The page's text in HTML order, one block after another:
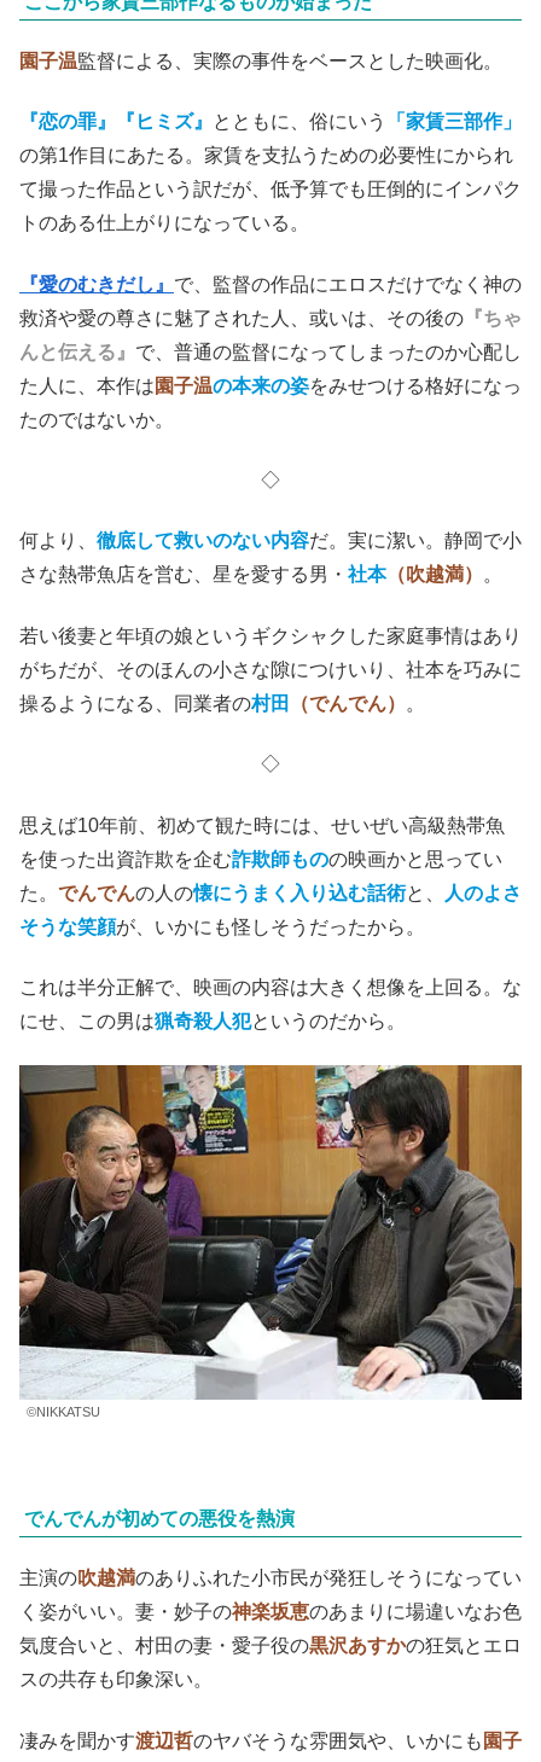
園子温監督による、実際の事件をベースとした映画化。
『恋の罪』『ヒミズ』 とともに、俗にいう
「家賃三部作」
の第1作目にあたる。家賃を支払うための必要性にかられ
て撮った作品という訳だが、低予算でも圧倒的にインパク
トのある仕上がりになっている。
『愛のむきだし』 で、監督の作品にエロスだけでなく神の
救済や愛の尊さに魅了された人、或いは、その後の 『ちゃ
んと伝える』 で、普通の監督になってしまったのか心配し
た人に、本作は園子温の本来の姿をみせつける格好になっ
たのではないか。
◇
何より、 徹底して救いのない内容だ。実に潔い。静岡で小
さな熱帯魚店を営む、星を愛する男・ 社本（吹越満） 。
若い後妻と年頃の娘というギクシャクした家庭事情はあり
がちだが、そのほんの小さな隙につけいり、社本を巧みに
操るようになる、同業者の村田 （でんでん） 。
◇
思えば10年前、初めて観た時には、せいぜい高級熱帯魚
を使った出資詐欺を企む詐欺師ものの映画かと思ってい
た。 でんでんの人の懐にうまく入り込む話術と、
人のよさ
そうな笑顔が、いかにも怪しそうだったから。
これは半分正解で、映画の内容は大きく想像を上回る。な
にせ、この男は猟奇殺人犯というのだから。
©NIKKATSU
でんでんが初めての悪役を熱演
主演の吹越満のありふれた小市民が発狂しそうになってい
く姿がいい。妻・妙子の神楽坂恵のあまりに場違いなお色
気度合いと、村田の妻・愛子役の黒沢あすかの狂気とエロ
スの共存も印象深い。
凄みを聞かす渡辺哲のヤバそうな雰囲気や、いかにも 園子